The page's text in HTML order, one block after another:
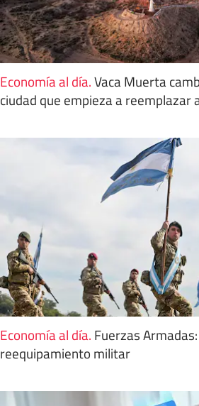
Economía al día.Vaca Muerta
ciudad que empieza a reemplazar
Economía al día. Fuerzas
reequipamiento militar